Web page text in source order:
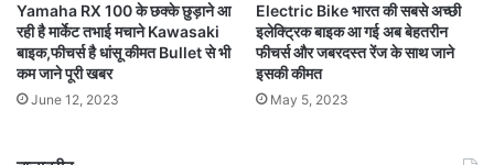
Yamaha RX 100 के छक्के छुड़ाने आ
रही है मार्केट तभाई मचाने Kawasaki
बाइक,फीचर्स है धांसू कीमत Bullet से भी
कम जाने पूरी खबर
June 12, 2023
Electric Bike भारत की सबसे अच्छी
इलेक्ट्रिक बाइक आ गई अब बेहतरीन
फीचर्स और जबरदस्त रेंज के साथ जाने
इसकी कीमत
May 5, 2023